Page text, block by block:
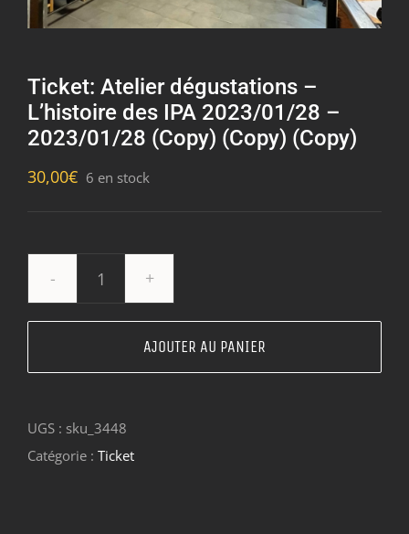
Ticket: Atelier dégustations –
L’histoire des IPA 2023/01/28 –
2023/01/28 (Copy) (Copy) (Copy)
30,00€ 6 en stock
quantité
de
Atelier
-
L'histoire
AJOUTER AU PANIER
UGS : sku_3448
Catégorie : Ticket